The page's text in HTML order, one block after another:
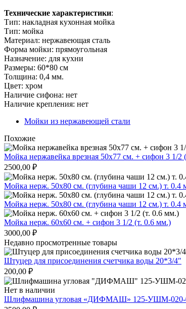
Технические характеристики:
Тип: накладная кухонная мойка
Тип: мойка
Материал: нержавеющая сталь
Форма мойки: прямоугольная
Назначение: для кухни
Размеры: 60*80 см
Толщина: 0,4 мм.
Цвет: хром
Наличие сифона: нет
Наличие крепления: нет
Мойки из нержавеющей стали
Похожие
Мойка нержавейка врезная 50х77 см. + сифон 3 1/2
2500,00 ₽
Мойка нерж. 50х80 см. (глубина чаши 12 см.) т. 0.4
Мойка нерж. 50х80 см. (глубина чаши 12 см.) т. 0.4
Мойка нерж. 60х60 см. + сифон 3 1/2 (т. 0.6 мм.)
3000,00 ₽
Недавно просмотренные товары
Штуцер для присоединения счетчика воды 20*3/4″
200,00 ₽
Нет в наличии
Шлифмашина угловая «ДИФМАШ» 125-УШМ-020-